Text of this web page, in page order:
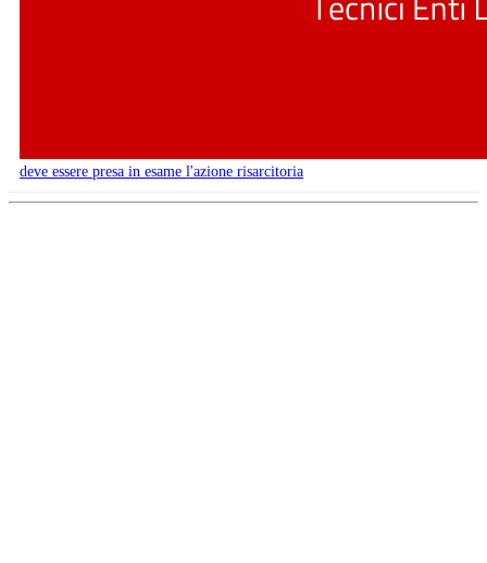
deve essere presa in esame l'azione risarcitoria